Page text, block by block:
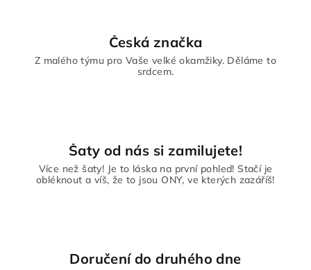
Česká značka
Z malého týmu pro Vaše velké okamžiky. Děláme to
srdcem.
Šaty od nás si zamilujete!
Více než šaty! Je to láska na první pohled! Stačí je
obléknout a víš, že to jsou ONY, ve kterých zazáříš!
Doručení do druhého dne